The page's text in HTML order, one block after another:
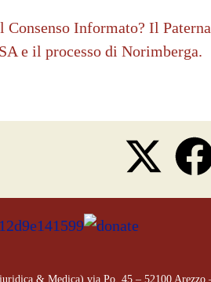
Consenso Informato? Il
e il processo di Norimberga.
& Medica) via Po, 45 – 52100 Arezzo